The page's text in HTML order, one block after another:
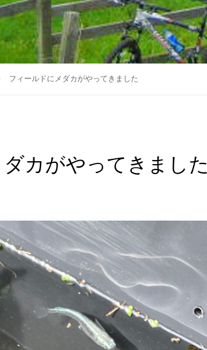
フィールドにメダカがやってきました
カがやってきました